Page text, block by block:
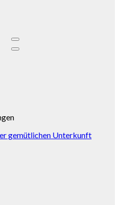
gemütlichen Unterkunft